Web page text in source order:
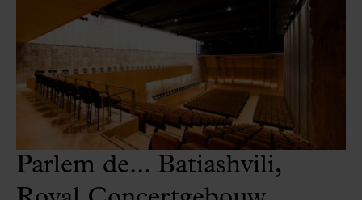
Parlem de... Batiashvili,